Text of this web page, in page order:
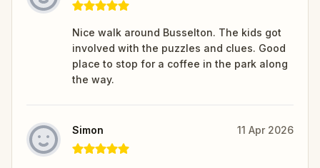
Nice walk around Busselton. The kids got
involved with the puzzles and clues. Good
place to stop for a coffee in the park along
the way.
Simon 11 Apr 2026